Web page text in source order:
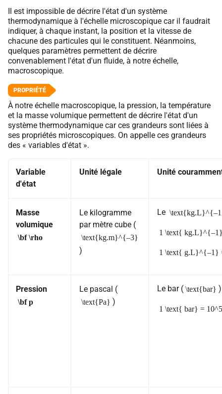
Il est impossible de décrire l'état d'un système
thermodynamique à l'échelle microscopique car il faudrait
indiquer, à chaque instant, la position et la vitesse de
chacune des particules qui le constituent. Néanmoins,
quelques paramètres permettent de décrire
convenablement l'état d'un fluide, à notre échelle,
macroscopique.
À notre échelle macroscopique, la pression, la température
et la masse volumique permettent de décrire l'état d'un
système thermodynamique car ces grandeurs sont liées à
ses propriétés microscopiques. On appelle ces grandeurs
des « variables d'état ».
Variable
d'état
Unité légale Unité
Masse
volumique
\bf \rho
Le kilogramme
par mètre cube (
\text{kg.m}^{–3}
)
Le
1 \text{
1 \text{ g.L}^{–1}
Pression
\bf p
Le pascal (
\text{Pa} )
Le bar ( \text{bar} )
1 \text{ bar} =